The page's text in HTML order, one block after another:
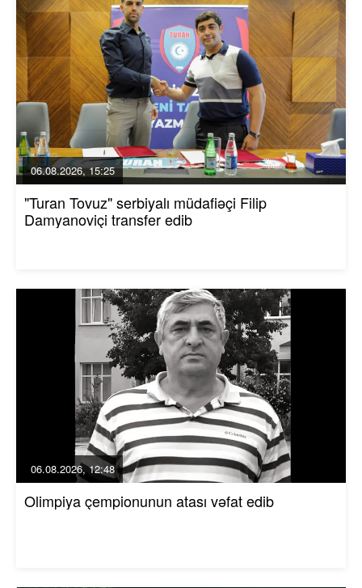
06.08.2026, 15:25
"Turan Tovuz" serbiyalı müdafiəçi Filip
Damyanoviçi transfer edib
06.08.2026, 12:48
Olimpiya çempionunun atası vəfat edib